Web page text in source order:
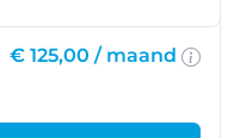
€ 125,00 / maand